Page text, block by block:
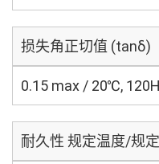
损失角正切值 (tanδ)
0.15 max / 20℃,
耐久性 规定温度/规